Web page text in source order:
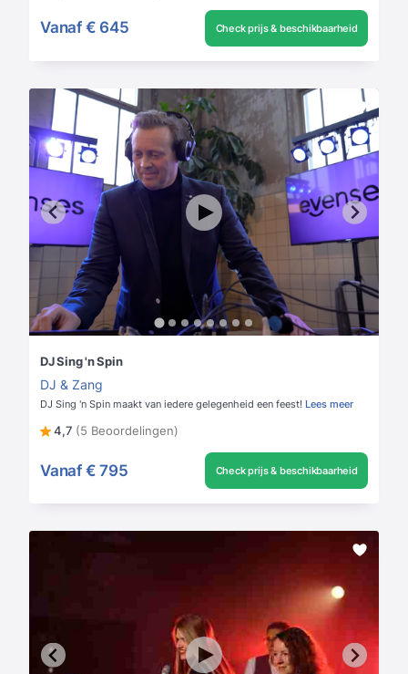
Vanaf € 645 Check prijs & beschikbaarheid
DJ Sing 'n Spin
DJ & Zang
DJ Sing 'n Spin maakt van iedere gelegenheid een feest! Lees meer
4,7 (5 Beoordelingen)
Vanaf € 795 Check prijs & beschikbaarheid